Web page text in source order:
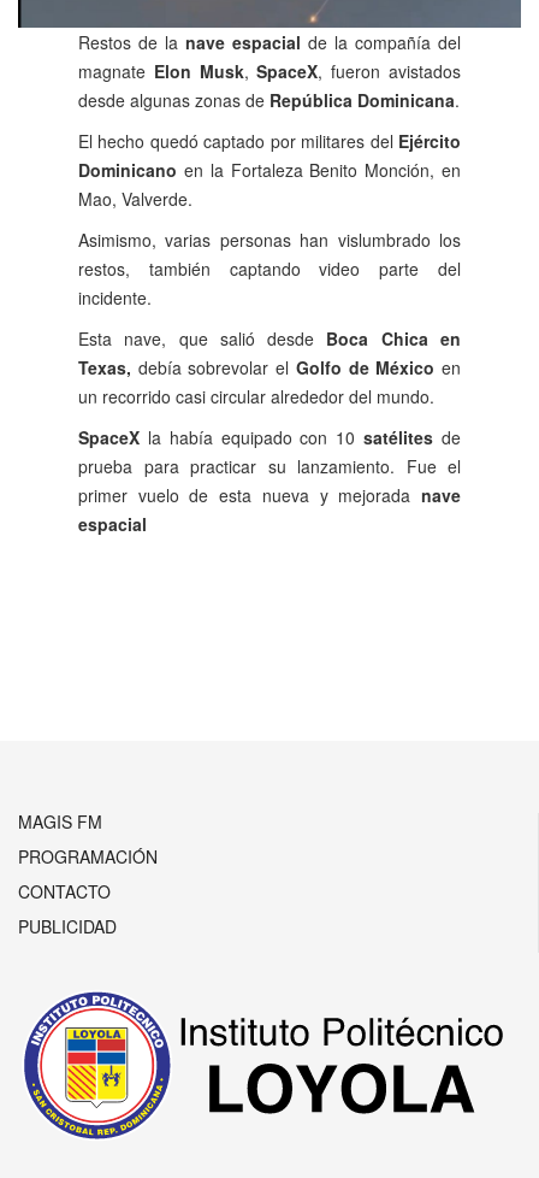
Restos de la nave espacial de la compañía del
magnate Elon Musk,SpaceX, fueron avistados
desde algunas zonas de República Dominicana.
El hecho quedó captado por militares del Ejército
Dominicano en la Fortaleza Benito Monción, en
Mao, Valverde.
Asimismo, varias personas han vislumbrado los
restos, también captando video parte del
incidente.
Esta nave, que salió desde Boca Chica en
Texas, debía sobrevolar el Golfo de México en
un recorrido casi circular alrededor del mundo.
SpaceX la había equipado con 10 satélites de
prueba para practicar su lanzamiento. Fue el
primer vuelo de esta nueva y mejorada nave
espacial
MAGIS FM
PROGRAMACIÓN
CONTACTO
PUBLICIDAD